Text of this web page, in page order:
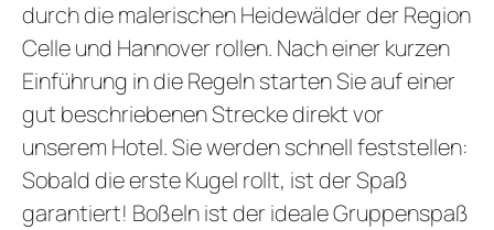
durch die malerischen Heidewälder der Region
Celle und Hannover rollen. Nach einer kurzen
Einführung in die Regeln starten Sie auf einer
gut beschriebenen Strecke direkt vor
unserem Hotel. Sie werden schnell feststellen:
Sobald die erste Kugel rollt, ist der Spaß
garantiert! Boßeln ist der ideale Gruppenspaß